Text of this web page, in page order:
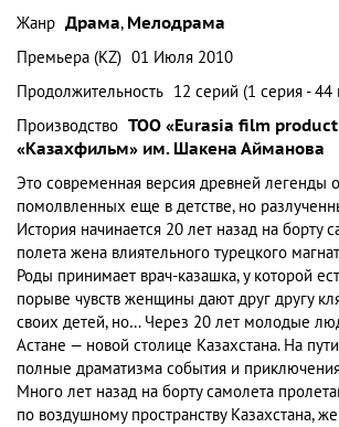
Жанр Драма, Мелодрама
Премьера (KZ) 01 Июля 2010
Продолжительность 12 серий (1 серия -
Производство ТОО «Eurasia film
«Казахфильм» им. Шакена Айманова
Это современная версия древней легенды
помолвленных еще в детстве, но
История начинается 20 лет назад на борту
полета жена влиятельного турецкого
Роды принимает врач-казашка, у которой
порыве чувств женщины дают друг другу
своих детей, но… Через 20 лет молодые
Астане — новой столице Казахстана. На
полные драматизма события и
Много лет назад на борту самолета
по воздушному пространству Казахстана,